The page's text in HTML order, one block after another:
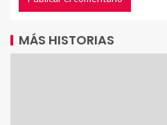
MÁS HISTORIAS